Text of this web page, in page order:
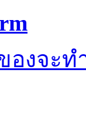
งจะท